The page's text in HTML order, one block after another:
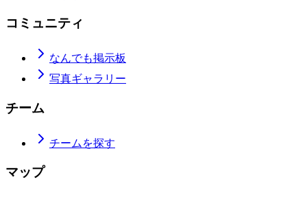
コミュニティ
なんでも掲示板
写真ギャラリー
チーム
チームを探す
マップ